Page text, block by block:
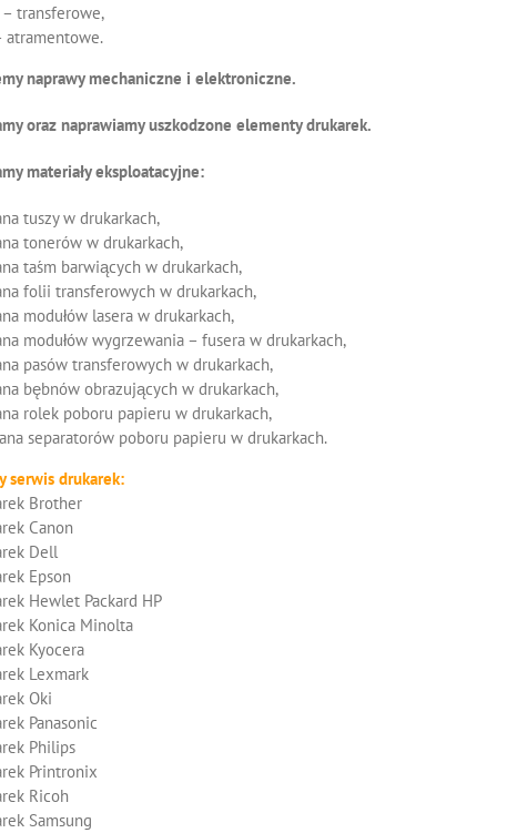
transferowe,
atramentowe.
naprawy mechaniczne i elektroniczne.
oraz naprawiamy uszkodzone elementy drukarek.
materiały eksploatacyjne:
tuszy w drukarkach,
tonerów w drukarkach,
taśm barwiących w drukarkach,
folii transferowych w drukarkach,
modułów lasera w drukarkach,
modułów wygrzewania – fusera w drukarkach,
pasów transferowych w drukarkach,
bębnów obrazujących w drukarkach,
rolek poboru papieru w drukarkach,
separatorów poboru papieru w drukarkach.
serwis drukarek:
Brother
Canon
Dell
Epson
Hewlet Packard HP
Konica Minolta
Kyocera
Lexmark
Oki
Panasonic
Philips
Printronix
Ricoh
Samsung